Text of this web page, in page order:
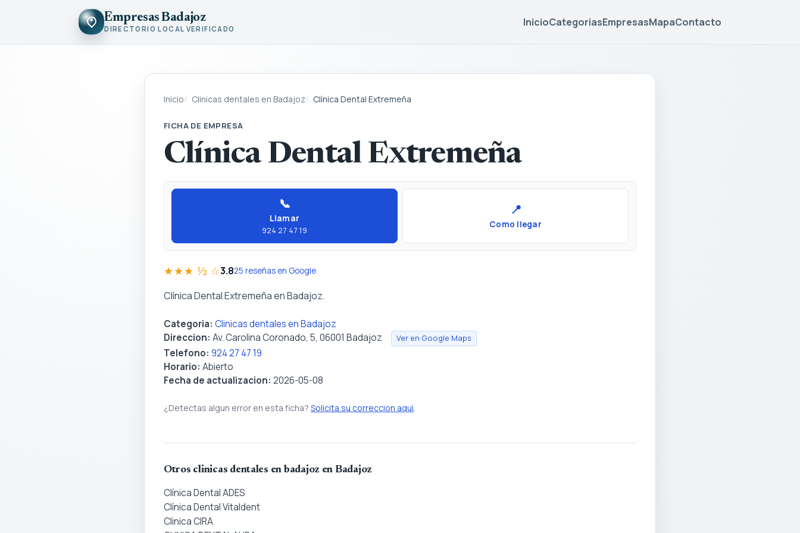
Empresas Badajoz
DIRECTORIO LOCAL VERIFICADO
InicioCategoriasEmpresasMapaContacto
Inicio Clinicas dentales en Badajoz Clínica Dental Extremeña
FICHA DE EMPRESA
Clínica Dental Extremeña
📞
Llamar
924 27 47 19
📍
Como llegar
★★★ ½ ☆3.825 reseñas en Google
Clínica Dental Extremeña en Badajoz.
Categoria: Clinicas dentales en Badajoz
Direccion: Av. Carolina Coronado, 5, 06001 Badajoz Ver en Google Maps
Telefono: 924 27 47 19
Horario: Abierto
Fecha de actualizacion: 2026-05-08
¿Detectas algun error en esta ficha? Solicita su correccion aqui
Otros clinicas dentales en badajoz en Badajoz
Clínica Dental ADES
Clínica Dental Vitaldent
Clinica CIRA